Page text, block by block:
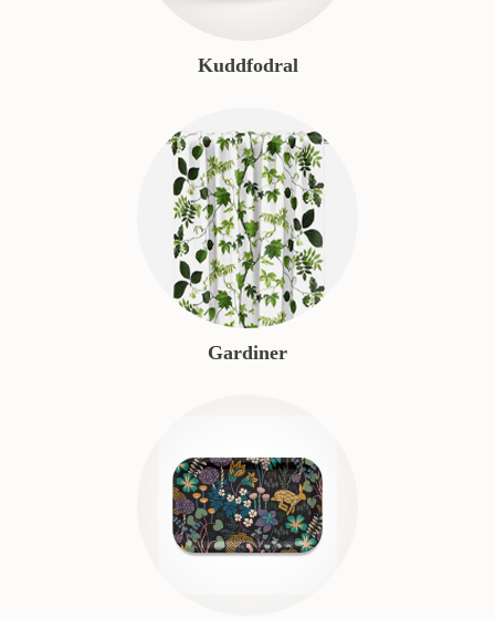
Kuddfodral
Gardiner